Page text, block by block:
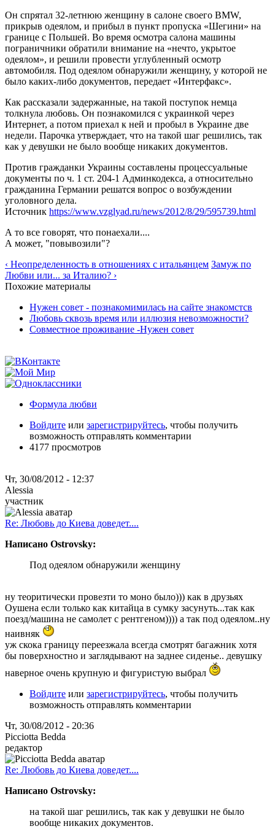
Он спрятал 32-летнюю женщину в салоне своего BMW,
прикрыв одеялом, и прибыл в пункт пропуска «Шегини» на
границе с Польшей. Во время осмотра салона машины
пограничники обратили внимание на «нечто, укрытое
одеялом», и решили провести углубленный осмотр
автомобиля. Под одеялом обнаружили женщину, у которой не
было каких-либо документов, передает «Интерфакс».
Как рассказали задержанные, на такой поступок немца
толкнула любовь. Он познакомился с украинкой через
Интернет, а потом приехал к ней и пробыл в Украине две
недели. Парочка утверждает, что на такой шаг решились, так
как у девушки не было вообще никаких документов.
Против гражданки Украины составлены процессуальные
документы по ч. 1 ст. 204-1 Админкодекса, а относительно
гражданина Германии решатся вопрос о возбуждении
уголовного дела.
Источник https://www.vzglyad.ru/news/2012/8/29/595739.html
А то все говорят, что понаехали....
А может, "повывозили"?
‹ Неопределенность в отношениях с итальянцем Замуж по
Любви или... за Италию? ›
Похожие материалы
Нужен совет - познакомимилась на сайте знакомстсв
Любовь сквозь время или иллюзия невозможности?
Совместное проживание -Нужен совет
Формула любви
Войдите или зарегистрируйтесь, чтобы получить
возможность отправлять комментарии
4177 просмотров
Чт, 30/08/2012 - 12:37
Alessia
участник
Re: Любовь до Киева доведет....
Написано Ostrovsky:
Под одеялом обнаружили женщину
ну теоритически провезти то моно было))) как в друзьях
Оушена если только как китайца в сумку засунуть...так как
поезд/машина не самолет с рентгеном)))) а так под одеялом..ну
наивняк
уж скока границу переезжала всегда смотрят багажник хотя
бы поверхностно и заглядывают на заднее сиденье.. девушку
наверное очень крупную и фигуристую выбрал
Войдите или зарегистрируйтесь, чтобы получить
возможность отправлять комментарии
Чт, 30/08/2012 - 20:36
Picciotta Bedda
редактор
Re: Любовь до Киева доведет....
Написано Ostrovsky:
на такой шаг решились, так как у девушки не было
вообще никаких документов.